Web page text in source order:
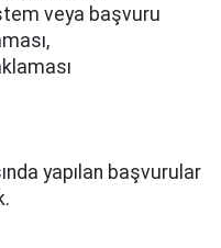
veya başvuru
yapılan başvurular